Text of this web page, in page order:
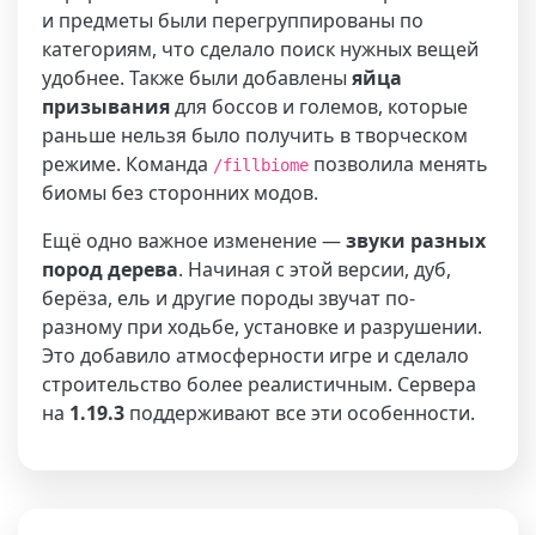
и предметы были перегруппированы по
категориям, что сделало поиск нужных вещей
удобнее. Также были добавлены яйца
призываниядля боссов и големов, которые
раньше нельзя было получить в творческом
режиме. Команда /fillbiome позволила менять
биомы без сторонних модов.
Ещё одно важное изменение —звуки разных
пород дерева. Начиная с этой версии, дуб,
берёза, ель и другие породы звучат по-
разному при ходьбе, установке и разрушении.
Это добавило атмосферности игре и сделало
строительство более реалистичным. Сервера
на 1.19.3 поддерживают все эти особенности.